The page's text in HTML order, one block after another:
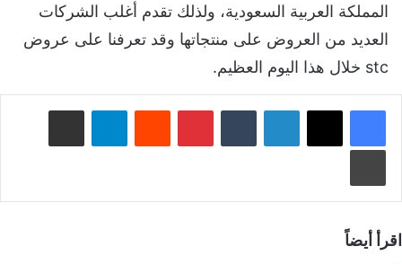
المملكة العربية السعودية، ولذلك تقدم أغلب الشركات
العديد من العروض على منتجاتها وقد تعرفنا على عروض
stc خلال هذا اليوم العظيم.
لينكدإن بينتيريست
اقرأ أيضاً